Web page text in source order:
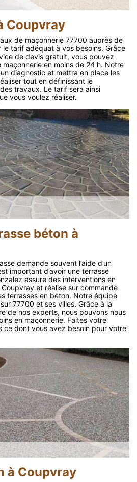
Coupvray
de maçonnerie 77700 auprès de
le tarif adéquat à vos besoins. Grâce
de devis gratuit, vous pouvez
en moins de 24 h. Notre
diagnostic et mettra en place les
tout en définissant le
travaux. Le tarif sera ainsi
vous voulez réaliser.
béton à
demande souvent l’aide d’un
important d’avoir une terrasse
assure des interventions en
et réalise sur commande
terrasses en béton. Notre équipe
77700 et ses villes. Grâce à la
de nos experts, nous pouvons nous
en maçonnerie. Faites votre
ce dont vous avez besoin pour votre
à Coupvray